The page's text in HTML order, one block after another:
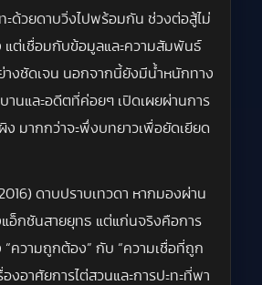
ทะด้วยดาบวิ่งไปพร้อมกัน ช่วงต่อสู้ไม่
แต่เชื่อมกับข้อมูลและความสัมพันธ์
างชัดเจน นอกจากนี้ยังมีน้ำหนักทาง
านและอดีตที่ค่อยๆ เปิดเผยผ่านการ
ง มากกว่าจะพึ่งบทยาวเพื่อยัดเยียด
ดาบปราบเทวดา หากมองผ่าน
แอ็กชันสายยุทธ แต่แก่นจริงคือการ
“ความถูกต้อง” กับ “ความเชื่อที่ถูก
องอาศัยการไต่สวนและการปะทะที่พา